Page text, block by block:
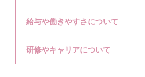
給与や働きやすさについて
研修やキャリアについて